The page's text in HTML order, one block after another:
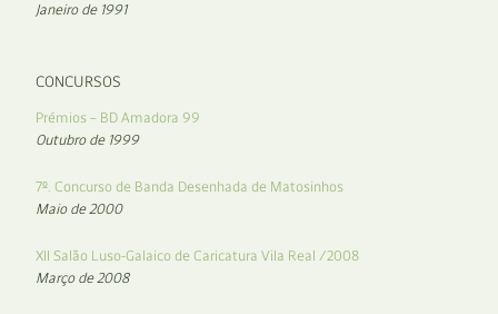
Janeiro de 1991
CONCURSOS
Prémios – BD Amadora 99
Outubro de 1999
7º. Concurso de Banda Desenhada de Matosinhos
Maio de 2000
XII Salão Luso-Galaico de Caricatura Vila Real /2008
Março de 2008